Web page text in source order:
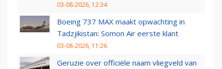
03-08-2026, 12:34
Boeing 737 MAX maakt opwachting in
Tadzjikistan: Somon Air eerste klant
03-08-2026, 11:26
Geruzie over officiële naam vliegveld van